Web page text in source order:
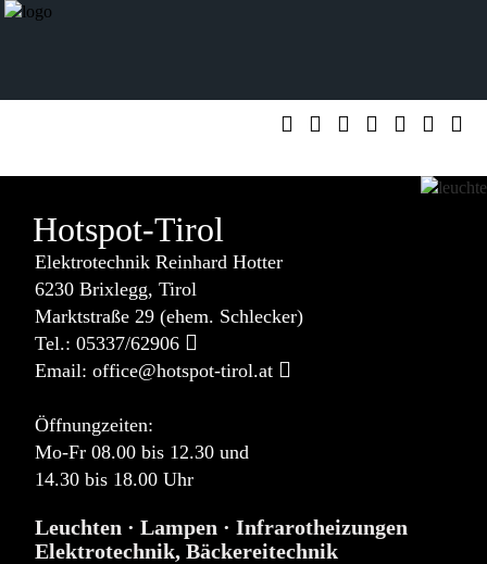
Hotspot-Tirol
Elektrotechnik Reinhard Hotter
6230 Brixlegg, Tirol
Marktstraße 29 (ehem. Schlecker)
Tel.: 05337/62906
Email:
Öffnungzeiten:
Mo-Fr 08.00 bis 12.30 und
14.30 bis 18.00 Uhr
Leuchten · Lampen · Infrarotheizungen
Elektrotechnik, Bäckereitechnik